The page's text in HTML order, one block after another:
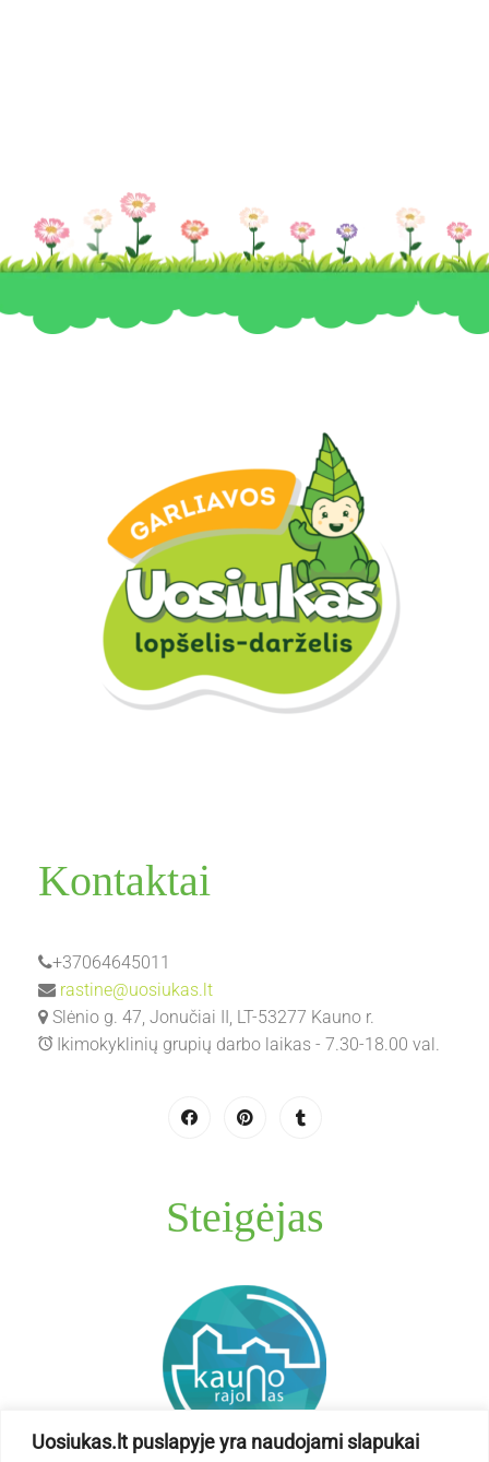
Uosiukas.lt puslapyje yra naudojami slapukai
Kontaktai
+37064645011
rastine@uosiukas.lt
Slėnio g. 47, Jonučiai II, LT-53277 Kauno r.
Ikimokyklinių grupių darbo laikas - 7.30-18.00 val.
Steigėjas